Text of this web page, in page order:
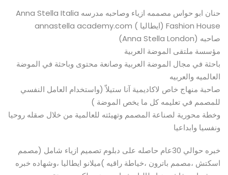
حنان ابو حواس مصممه ازياء وصاحبه مدرسه Anna Stella Italia
Fashion House (ايطاليا ) annastella academy.com
صاحبه (Anna Stella London)
مؤسسة ملتقى الموضة العربية
باحثة في مجال الموضة العربية وصانعة محتوى وباحثة في الموضة
العالميه والعربيه
صاحبة منهاج خاص لاكاديمية آنا ستيلاّ (واستخدام العامل النفسي
للمصمم في تعليمه كل ما يخص الموضة )
وخطة محورية لصناعة المصمم وتهيئته للعالمية من خلال صقله روحيا
ونفسيا وابداعيا
خبره حوالي 30عام حاصله على دبلوم تصميم ازياء شامل (مصمم
اسكتش ،مصمم باترون ،خياطة راقيه )ميلانو ايطاليا ،وشهاده خبره